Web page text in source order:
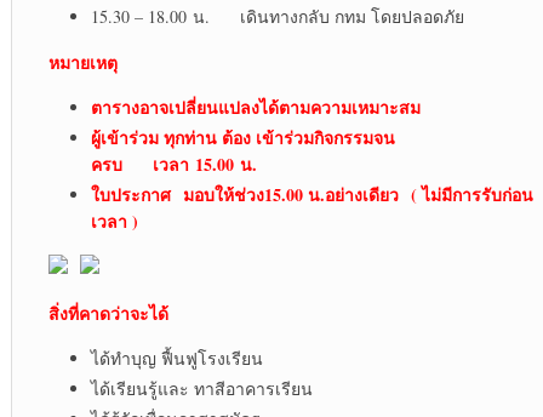
15.30 – 18.00 น. เดินทางกลับ กทม โดยปลอดภัย
หมายเหตุ
ตารางอาจเปลี่ยนแปลงได้ตามความเหมาะสม
ผู้เข้าร่วม ทุกท่าน ต้อง เข้าร่วมกิจกรรมจน
ครบ เวลา 15.00 น.
ใบประกาศ มอบให้ช่วง15.00 น.อย่างเดียว ( ไม่มีการรับก่อน
เวลา )
สิ่งที่คาดว่าจะได้
ได้ทำบุญ ฟื้นฟูโรงเรียน
ได้เรียนรู้และ ทาสีอาคารเรียน